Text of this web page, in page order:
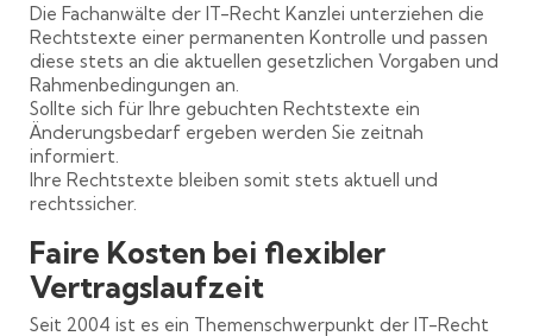
Die Fachanwälte der IT-Recht Kanzlei unterziehen die
Rechtstexte einer permanenten Kontrolle und passen
diese stets an die aktuellen gesetzlichen Vorgaben und
Rahmenbedingungen an.
Sollte sich für Ihre gebuchten Rechtstexte ein
Änderungsbedarf ergeben werden Sie zeitnah
informiert.
Ihre Rechtstexte bleiben somit stets aktuell und
rechtssicher.
Faire Kosten bei flexibler
Vertragslaufzeit
Seit 2004 ist es ein Themenschwerpunkt der IT-Recht